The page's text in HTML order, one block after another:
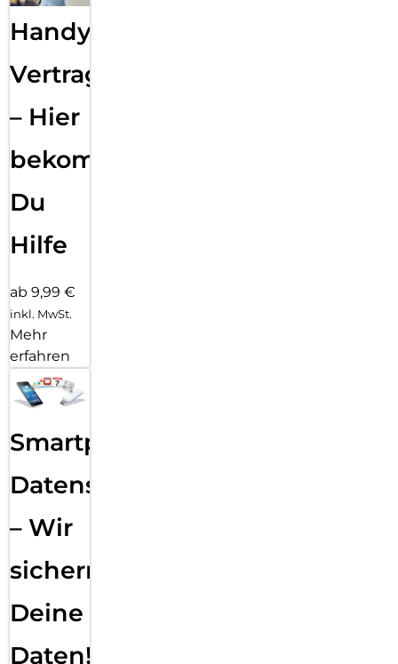
Handy
Vertragsabwicklung
– Hier
bekommst
Du
Hilfe
ab 9,99 €
inkl. MwSt.
Mehr
erfahren
Smartphone
Datensicherung
– Wir
sichern
Deine
Daten!